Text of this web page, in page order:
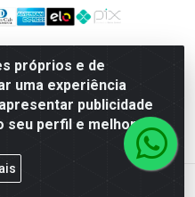
próprios e de
uma experiência
publicidade
seu perfil e melhorar a
nº 3860, Jardim das
GO - CEP 75070-415 -
0002-24